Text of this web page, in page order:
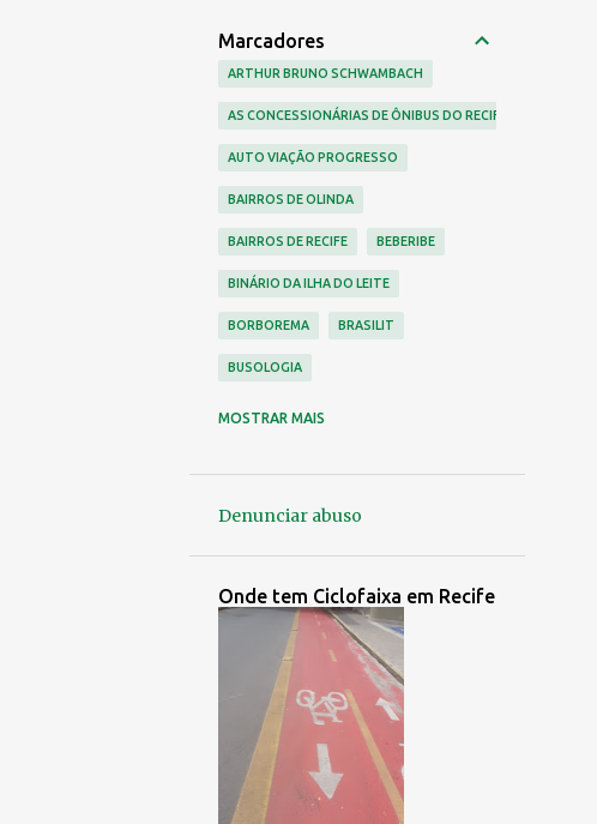
Marcadores
ARTHUR BRUNO SCHWAMBACH
AS CONCESSIONÁRIAS DE ÔNIBUS DO RECIFE
AUTO VIAÇÃO PROGRESSO
BAIRROS DE OLINDA
BAIRROS DE RECIFE BEBERIBE
BINÁRIO DA ILHA DO LEITE
BORBOREMA BRASILIT
BUSOLOGIA
EMPRESA NÁPOLES
EMPRESA PEDROSA
EMPRESA SÃO PAULO
EMPRESAS EXTINTAS
ENTRADAS E SAÍDAS DO RECIFE
MOSTRAR MAIS
Denunciar abuso
Onde tem Ciclofaixa em Recife